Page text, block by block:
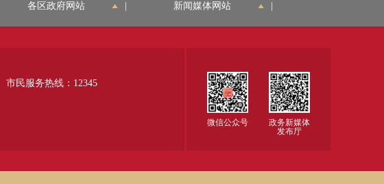
各区政府网站 新闻媒体网站
市民服务热线：12345
微信公众号
政务新媒体
发布厅